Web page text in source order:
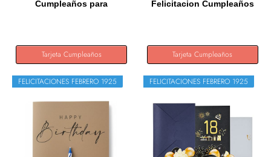
Cumpleaños para
Tarjeta Cumpleaños
Felicitacion Cumpleaños
Tarjeta Cumpleaños
FELICITACIONES FEBRERO 1925 FELICITACIONES FEBRERO 1925